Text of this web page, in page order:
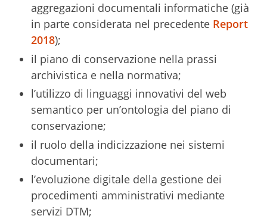
aggregazioni documentali informatiche (già
in parte considerata nel precedente Report
2018);
il piano di conservazione nella prassi
archivistica e nella normativa;
l’utilizzo di linguaggi innovativi del web
semantico per un’ontologia del piano di
conservazione;
il ruolo della indicizzazione nei sistemi
documentari;
l’evoluzione digitale della gestione dei
procedimenti amministrativi mediante
servizi DTM;